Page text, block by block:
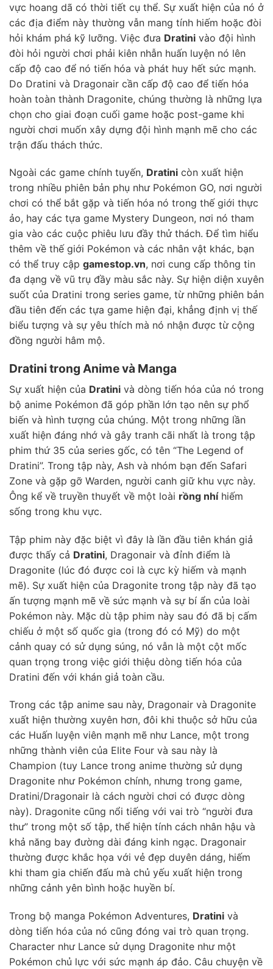
vực hoang dã có thời tiết cụ thể. Sự xuất hiện của nó ở
các địa điểm này thường vẫn mang tính hiếm hoặc đòi
hỏi khám phá kỹ lưỡng. Việc đưa Dratini vào đội hình
đòi hỏi người chơi phải kiên nhẫn huấn luyện nó lên
cấp độ cao để nó tiến hóa và phát huy hết sức mạnh.
Do Dratini và Dragonair cần cấp độ cao để tiến hóa
hoàn toàn thành Dragonite, chúng thường là những lựa
chọn cho giai đoạn cuối game hoặc post-game khi
người chơi muốn xây dựng đội hình mạnh mẽ cho các
trận đấu thách thức.
Ngoài các game chính tuyến, Dratini còn xuất hiện
trong nhiều phiên bản phụ như Pokémon GO, nơi người
chơi có thể bắt gặp và tiến hóa nó trong thế giới thực
ảo, hay các tựa game Mystery Dungeon, nơi nó tham
gia vào các cuộc phiêu lưu đầy thử thách. Để tìm hiểu
thêm về thế giới Pokémon và các nhân vật khác, bạn
có thể truy cập gamestop.vn, nơi cung cấp thông tin
đa dạng về vũ trụ đầy màu sắc này. Sự hiện diện xuyên
suốt của Dratini trong series game, từ những phiên bản
đầu tiên đến các tựa game hiện đại, khẳng định vị thế
biểu tượng và sự yêu thích mà nó nhận được từ cộng
đồng người hâm mộ.
Dratini trong Anime và Manga
Sự xuất hiện của Dratini và dòng tiến hóa của nó trong
bộ anime Pokémon đã góp phần lớn tạo nên sự phổ
biến và hình tượng của chúng. Một trong những lần
xuất hiện đáng nhớ và gây tranh cãi nhất là trong tập
phim thứ 35 của series gốc, có tên “The Legend of
Dratini”. Trong tập này, Ash và nhóm bạn đến Safari
Zone và gặp gỡ Warden, người canh giữ khu vực này.
Ông kể về truyền thuyết về một loài rồng nhíhiếm
sống trong khu vực.
Tập phim này đặc biệt vì đây là lần đầu tiên khán giả
được thấy cả Dratini, Dragonair và đỉnh điểm là
Dragonite (lúc đó được coi là cực kỳ hiếm và mạnh
mẽ). Sự xuất hiện của Dragonite trong tập này đã tạo
ấn tượng mạnh mẽ về sức mạnh và sự bí ẩn của loài
Pokémon này. Mặc dù tập phim này sau đó đã bị cấm
chiếu ở một số quốc gia (trong đó có Mỹ) do một
cảnh quay có sử dụng súng, nó vẫn là một cột mốc
quan trọng trong việc giới thiệu dòng tiến hóa của
Dratini đến với khán giả toàn cầu.
Trong các tập anime sau này, Dragonair và Dragonite
xuất hiện thường xuyên hơn, đôi khi thuộc sở hữu của
các Huấn luyện viên mạnh mẽ như Lance, một trong
những thành viên của Elite Four và sau này là
Champion (tuy Lance trong anime thường sử dụng
Dragonite như Pokémon chính, nhưng trong game,
Dratini/Dragonair là cách người chơi có được dòng
này). Dragonite cũng nổi tiếng với vai trò “người đưa
thư” trong một số tập, thể hiện tính cách nhân hậu và
khả năng bay đường dài đáng kinh ngạc. Dragonair
thường được khắc họa với vẻ đẹp duyên dáng, hiếm
khi tham gia chiến đấu mà chủ yếu xuất hiện trong
những cảnh yên bình hoặc huyền bí.
Trong bộ manga Pokémon Adventures, Dratini và
dòng tiến hóa của nó cũng đóng vai trò quan trọng.
Character như Lance sử dụng Dragonite như một
Pokémon chủ lực với sức mạnh áp đảo. Câu chuyện về